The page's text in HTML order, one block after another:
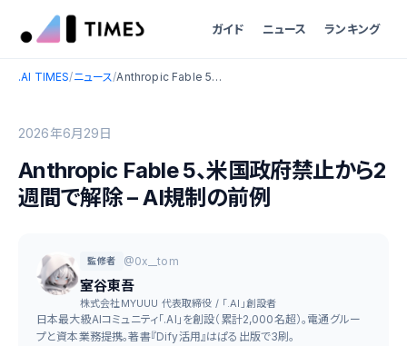
ガイド ニュース ランキング
.AI TIMES/ニュース/ Anthropic Fable 5、米国政府禁止から2週間で解除 – AI規制の前例
2026年6月29日
Anthropic Fable 5、米国政府禁止から2
週間で解除 – AI規制の前例
監修者 @0x__tom
室谷東吾
株式会社MYUUU 代表取締役 / 「.AI」創設者
日本最大級AIコミュニティ「.AI」を創設（累計2,000名超）。電通グルー
プと資本業務提携。著書『Dify活用』はぱる出版で3刷。